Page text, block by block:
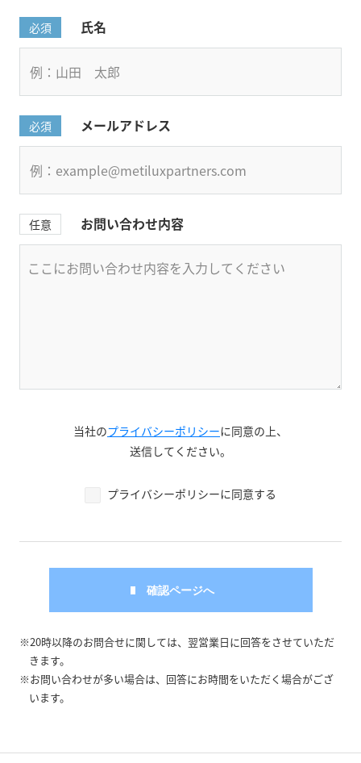
必須 氏名
必須 メールアドレス
任意 お問い合わせ内容
当社のプライバシーポリシーに同意の上、
送信してください。
プライバシーポリシーに同意する
※20時以降のお問合せに関しては、翌営業日に回答をさせていただ
きます。
※お問い合わせが多い場合は、回答にお時間をいただく場合がござ
います。